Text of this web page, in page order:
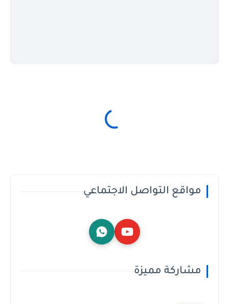
مواقع التواصل الاجتماعي
مشاركة مميزة